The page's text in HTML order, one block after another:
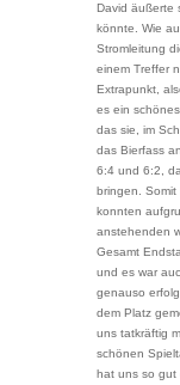
David äußerte
könnte. Wie
Stromleitung
einem Treffer
Extrapunkt,
es ein
das sie, im
das Bierfass
6:4 und 6:2,
bringen.
konnten
anstehenden
Gesamt
und es war
genauso
dem Platz
uns tatkräftig
schönen
hat uns so gut